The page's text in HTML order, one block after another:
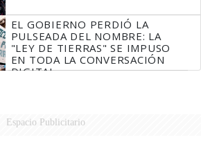
EL GOBIERNO PERDIÓ LA
PULSEADA DEL NOMBRE: LA
"LEY DE TIERRAS" SE IMPUSO
EN TODA LA CONVERSACIÓN
DIGITAL
Espacio Publicitario